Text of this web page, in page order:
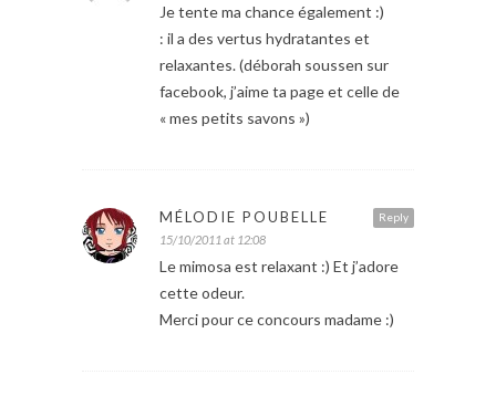
Je tente ma chance également :)
: il a des vertus hydratantes et
relaxantes. (déborah soussen sur
facebook, j’aime ta page et celle de
« mes petits savons »)
Reply
MÉLODIE POUBELLE
15/10/2011 at 12:08
Le mimosa est relaxant :) Et j’adore
cette odeur.
Merci pour ce concours madame :)